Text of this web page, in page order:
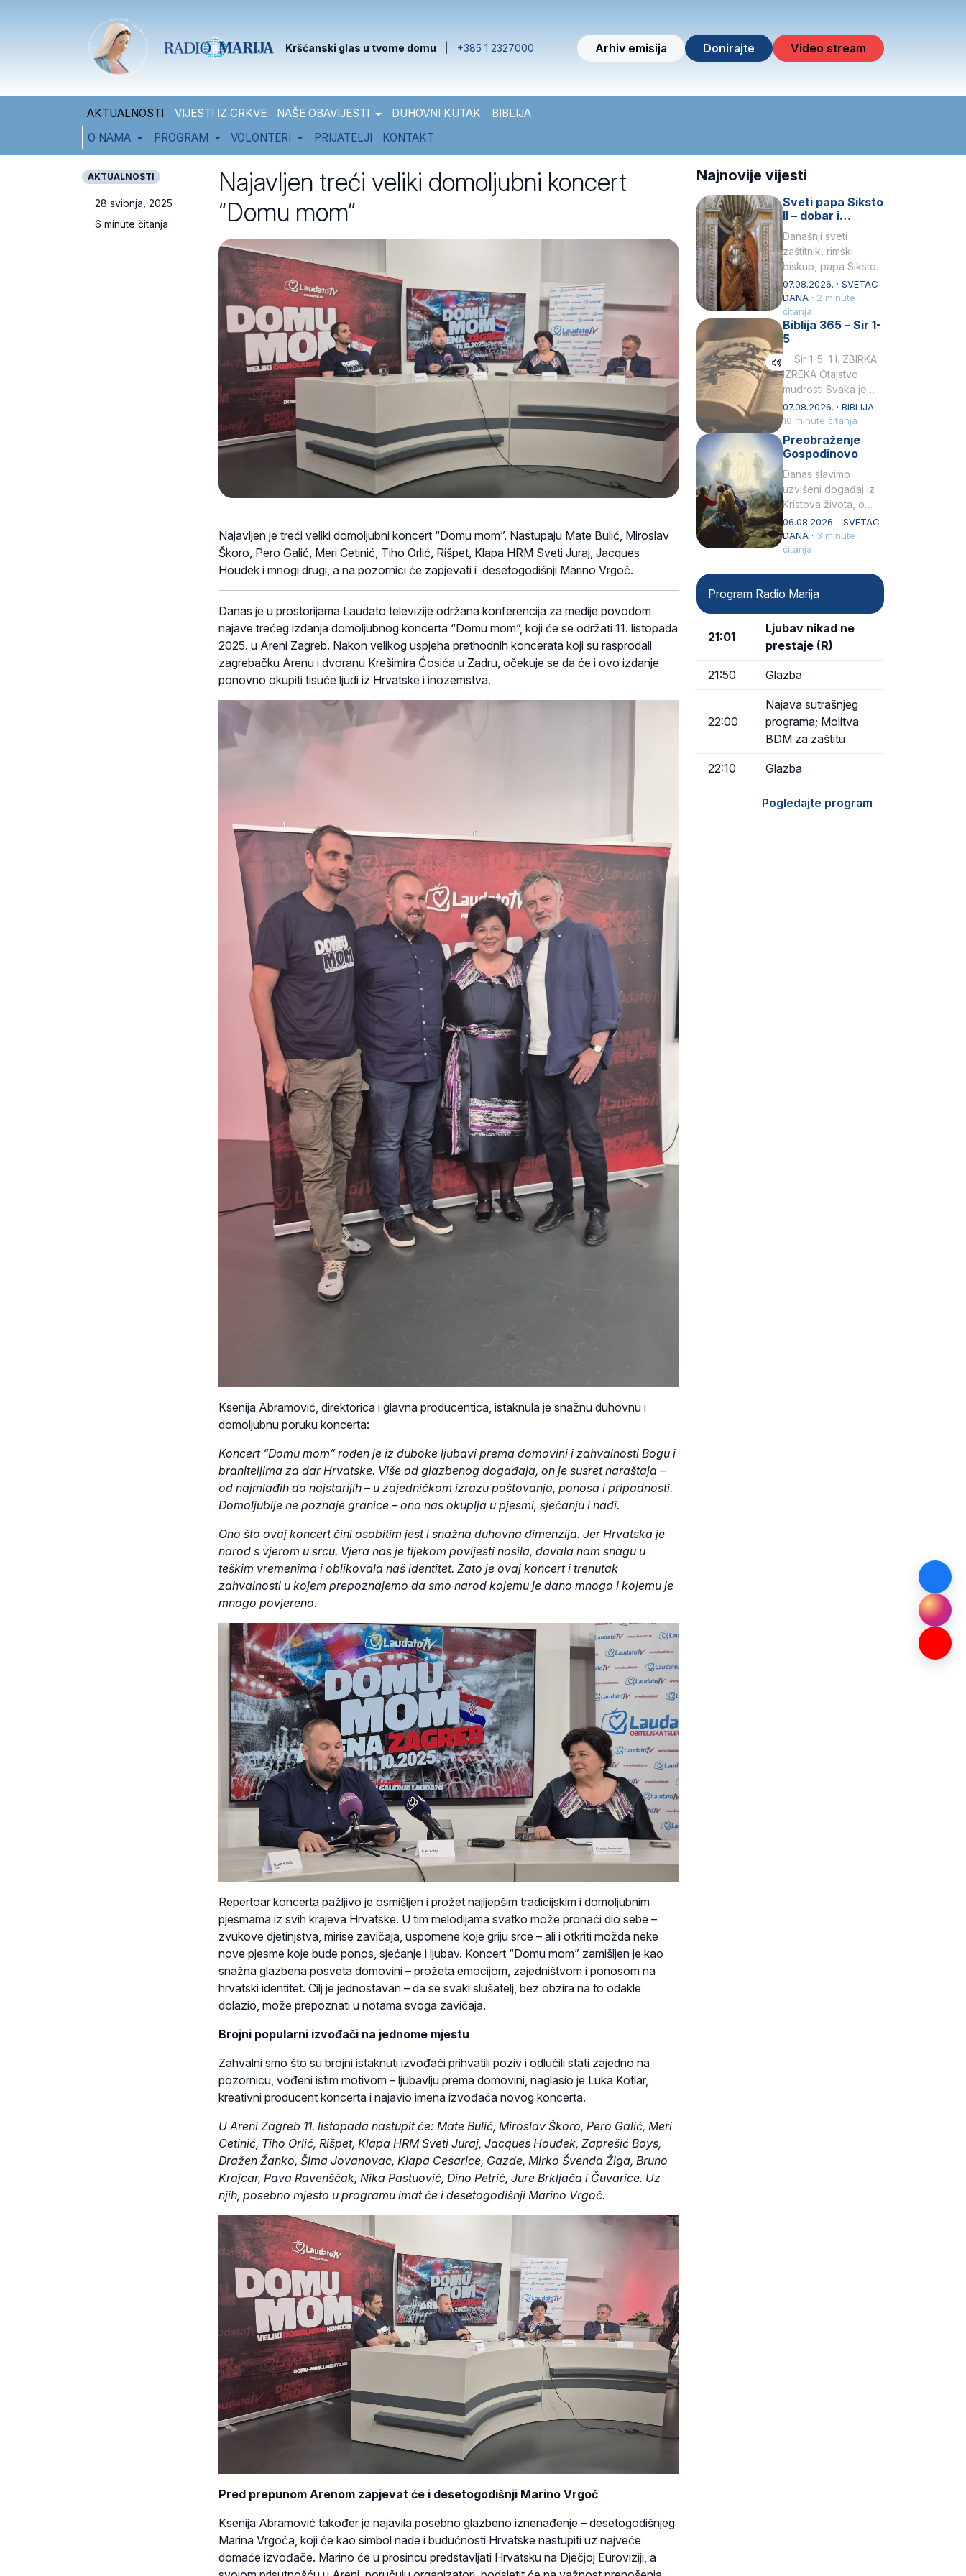
Kršćanski glas u tvome domu +385 1 2327000 Arhiv emisija Donirajte Video stream
AKTUALNOSTI VIJESTI IZ CRKVE NAŠE OBAVIJESTI DUHOVNI KUTAK
BIBLIJA
O NAMA
PROGRAM VOLONTERI PRIJATELJI KONTAKT
AKTUALNOSTI
28 svibnja, 2025
6 minute čitanja
Najavljen treći veliki domoljubni koncert
“Domu mom”
Najavljen je treći veliki domoljubni koncert “Domu mom”. Nastupaju Mate Bulić, Miroslav
Škoro, Pero Galić, Meri Cetinić, Tiho Orlić, Rišpet, Klapa HRM Sveti Juraj, Jacques
Houdek i mnogi drugi, a na pozornici će zapjevati i desetogodišnji Marino Vrgoč.
Danas je u prostorijama Laudato televizije održana konferencija za medije povodom
najave trećeg izdanja domoljubnog koncerta “Domu mom”, koji će se održati 11. listopada
2025. u Areni Zagreb. Nakon velikog uspjeha prethodnih koncerata koji su rasprodali
zagrebačku Arenu i dvoranu Krešimira Ćosića u Zadru, očekuje se da će i ovo izdanje
ponovno okupiti tisuće ljudi iz Hrvatske i inozemstva.
Ksenija Abramović, direktorica i glavna producentica, istaknula je snažnu duhovnu i
domoljubnu poruku koncerta:
Koncert “Domu mom” rođen je iz duboke ljubavi prema domovini i zahvalnosti Bogu i
braniteljima za dar Hrvatske. Više od glazbenog događaja, on je susret naraštaja –
od najmlađih do najstarijih – u zajedničkom izrazu poštovanja, ponosa i pripadnosti.
Domoljublje ne poznaje granice – ono nas okuplja u pjesmi, sjećanju i nadi.
Ono što ovaj koncert čini osobitim jest i snažna duhovna dimenzija. Jer Hrvatska je
narod s vjerom u srcu. Vjera nas je tijekom povijesti nosila, davala nam snagu u
teškim vremenima i oblikovala naš identitet. Zato je ovaj koncert i trenutak
zahvalnosti u kojem prepoznajemo da smo narod kojemu je dano mnogo i kojemu je
mnogo povjereno.
Repertoar koncerta pažljivo je osmišljen i prožet najljepšim tradicijskim i domoljubnim
pjesmama iz svih krajeva Hrvatske. U tim melodijama svatko može pronaći dio sebe –
zvukove djetinjstva, mirise zavičaja, uspomene koje griju srce – ali i otkriti možda neke
nove pjesme koje bude ponos, sjećanje i ljubav. Koncert “Domu mom” zamišljen je kao
snažna glazbena posveta domovini – prožeta emocijom, zajedništvom i ponosom na
hrvatski identitet. Cilj je jednostavan – da se svaki slušatelj, bez obzira na to odakle
dolazio, može prepoznati u notama svoga zavičaja.
Brojni popularni izvođači na jednome mjestu
Zahvalni smo što su brojni istaknuti izvođači prihvatili poziv i odlučili stati zajedno na
pozornicu, vođeni istim motivom – ljubavlju prema domovini, naglasio je Luka Kotlar,
kreativni producent koncerta i najavio imena izvođača novog koncerta.
U Areni Zagreb 11. listopada nastupit će: Mate Bulić, Miroslav Škoro, Pero Galić, Meri
Cetinić, Tiho Orlić, Rišpet, Klapa HRM Sveti Juraj, Jacques Houdek, Zaprešić Boys,
Dražen Žanko, Šima Jovanovac, Klapa Cesarice, Gazde, Mirko Švenda Žiga, Bruno
Krajcar, Pava Ravenščak, Nika Pastuović, Dino Petrić, Jure Brkljača i Čuvarice. Uz
njih, posebno mjesto u programu imat će i desetogodišnji Marino Vrgoč.
Pred prepunom Arenom zapjevat će i desetogodišnji Marino Vrgoč
Ksenija Abramović također je najavila posebno glazbeno iznenađenje – desetogodišnjeg
Marina Vrgoča, koji će kao simbol nade i budućnosti Hrvatske nastupiti uz najveće
domaće izvođače. Marino će u prosincu predstavljati Hrvatsku na Dječjoj Euroviziji, a
Najnovije vijesti
Sveti papa Siksto
II – dobar i
miroljubiv pastir
Današnji sveti
zaštitnik, rimski
biskup, papa Siksto
(Sixtus) II, prema
knjizi Liber
Pontificalis bio je
rođenjem Grk.
Obnovio je odnose s
afričkim…
07.08.2026. · SVETAC
DANA · 2 minute
čitanja
Biblija 365 – Sir 1-
5
Sir 1-5 1 I. ZBIRKA
IZREKA Otajstvo
mudrosti Svaka je
mudrost od Gospoda
i s njime je dovijeka.2
Tko će…
07.08.2026. · BIBLIJA ·
10 minute čitanja
Preobraženje
Gospodinovo
Danas slavimo
uzvišeni događaj iz
Kristova života, o
kojem nas izvješćuju
evanđelisti Matej,
Marko i Luka te sveti
06.08.2026. · SVETAC
DANA · 3 minute
čitanja
Program Radio Marija
21:01
Ljubav nikad ne
prestaje (R)
21:50 Glazba
22:00
Najava sutrašnjeg
programa; Molitva
BDM za zaštitu
22:10 Glazba
Pogledajte program